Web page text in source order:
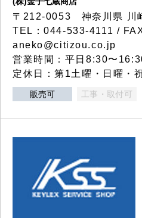
〒212-0053 神奈川県 川
TEL：044-533-4111 /
aneko@citizou.co.jp
営業時間：平日8:30〜
定休日：第1土曜・日曜・
販売可 工事・取付可